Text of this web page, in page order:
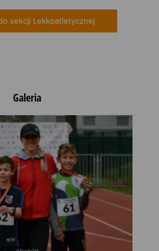
sekcji Lekkoatletycznej
Galeria